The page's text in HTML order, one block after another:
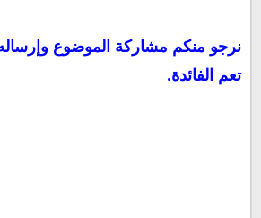
نرجو منكم مشاركة الموضوع
تعم الفائدة.